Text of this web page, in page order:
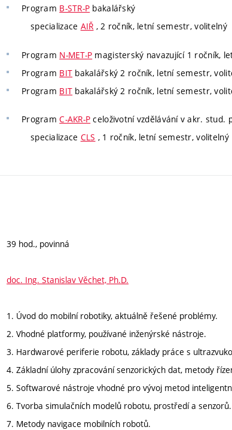
Program B-STR-P bakalářský
specializace AIŘ , 2 ročník, letní semestr, volitelný
Program N-MET-P magisterský navazující 1 ročník,
Program BIT bakalářský 2 ročník, letní semestr,
Program BIT bakalářský 2 ročník, letní semestr,
ProgramC-AKR-P celoživotní vzdělávání v akr. stud.
specializace CLS , 1 ročník, letní semestr, volitelný
39 hod., povinná
doc. Ing. Stanislav Věchet, Ph.D.
1. Úvod do mobilní robotiky, aktuálně řešené problémy.
2. Vhodné platformy, používané inženýrské nástroje.
3. Hardwarové periferie robotu, základy práce s
4. Základní úlohy zpracování senzorických dat, metody
5. Softwarové nástroje vhodné pro vývoj metod
6. Tvorba simulačních modelů robotu, prostředí a senzorů.
7. Metody navigace mobilních robotů.